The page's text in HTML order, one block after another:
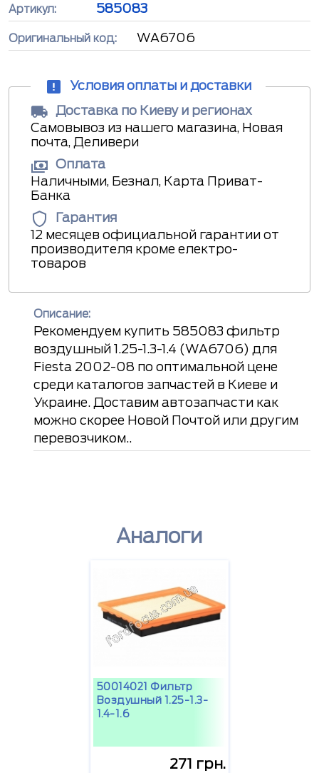
Артикул: 585083
Оригинальный код: WA6706
Условия оплаты и доставки
Доставка по Киеву и регионах
Самовывоз из нашего магазина, Новая
почта, Деливери
Оплата
Наличными, Безнал, Карта Приват-
Банка
Гарантия
12 месяцев официальной гарантии от
производителя кроме електро-
товаров
Описание:
Рекомендуем купить 585083 фильтр
воздушный 1.25-1.3-1.4 (WA6706) для
Fiesta 2002-08 по оптимальной цене
среди каталогов запчастей в Киеве и
Украине. Доставим автозапчасти как
можно скорее Новой Почтой или другим
перевозчиком..
Аналоги
50014021 Фильтр
Воздушный 1.25-1.3-
1.4-1.6
271 грн.